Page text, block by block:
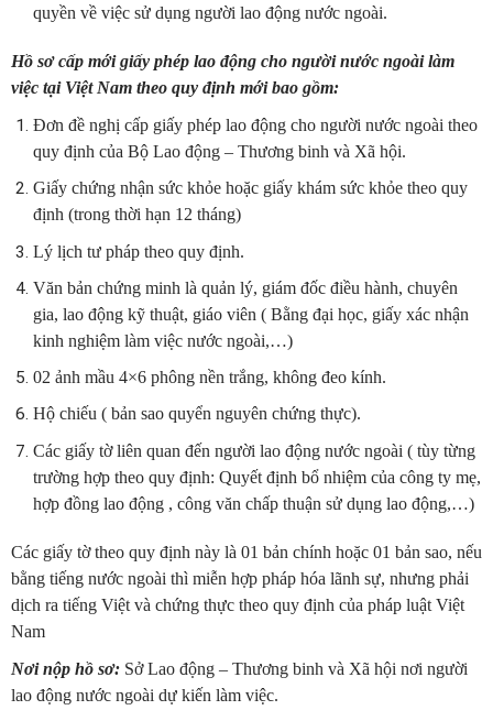
quyền về việc sử dụng người lao động nước ngoài.
Hồ sơ cấp mới giấy phép lao động cho người nước ngoài làm
việc tại Việt Nam theo quy định mới bao gồm:
Đơn đề nghị cấp giấy phép lao động cho người nước ngoài theo
quy định của Bộ Lao động – Thương binh và Xã hội.
Giấy chứng nhận sức khỏe hoặc giấy khám sức khỏe theo quy
định (trong thời hạn 12 tháng)
Lý lịch tư pháp theo quy định.
Văn bản chứng minh là quản lý, giám đốc điều hành, chuyên
gia, lao động kỹ thuật, giáo viên ( Bằng đại học, giấy xác nhận
kinh nghiệm làm việc nước ngoài,…)
02 ảnh mầu 4×6 phông nền trắng, không đeo kính.
Hộ chiếu ( bản sao quyển nguyên chứng thực).
Các giấy tờ liên quan đến người lao động nước ngoài ( tùy từng
trường hợp theo quy định: Quyết định bổ nhiệm của công ty mẹ,
hợp đồng lao động , công văn chấp thuận sử dụng lao động,…)
Các giấy tờ theo quy định này là 01 bản chính hoặc 01 bản sao, nếu
bằng tiếng nước ngoài thì miễn hợp pháp hóa lãnh sự, nhưng phải
dịch ra tiếng Việt và chứng thực theo quy định của pháp luật Việt
Nam
Nơi nộp hồ sơ: Sở Lao động – Thương binh và Xã hội nơi người
lao động nước ngoài dự kiến làm việc.